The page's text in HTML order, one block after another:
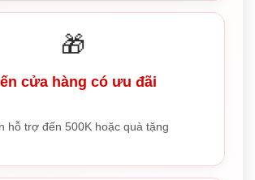
🎁
cửa hàng có ưu đãi
hỗ trợ đến 500K hoặc quà tặng